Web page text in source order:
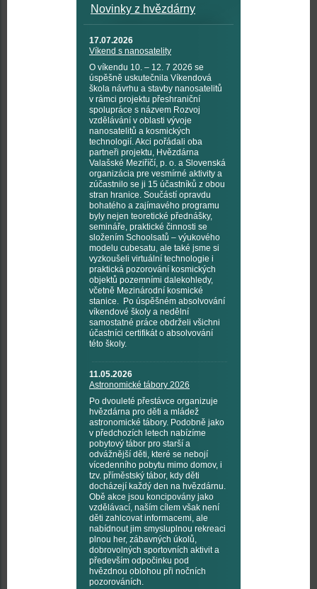
Novinky z hvězdárny
17.07.2026
Víkend s nanosatelity
O víkendu 10. – 12. 7 2026 se
úspěšně uskutečnila Víkendová
škola návrhu a stavby nanosatelitů
v rámci projektu přeshraniční
spolupráce s názvem Rozvoj
vzdělávání v oblasti vývoje
nanosatelitů a kosmických
technologií. Akci pořádali oba
partneři projektu, Hvězdárna
Valašské Meziříčí, p. o. a Slovenská
organizácia pre vesmírné aktivity a
zúčastnilo se ji 15 účastníků z obou
stran hranice. Součástí opravdu
bohatého a zajímavého programu
byly nejen teoretické přednášky,
semináře, praktické činnosti se
složením Schoolsatů – výukového
modelu cubesatu, ale také jsme si
vyzkoušeli virtuální technologie i
praktická pozorování kosmických
objektů pozemními dalekohledy,
včetně Mezinárodní kosmické
stanice. Po úspěšném absolvování
víkendové školy a nedělní
samostatné práce obdrželi všichni
účastníci certifikát o absolvování
této školy.
11.05.2026
Astronomické tábory 2026
Po dvouleté přestávce organizuje
hvězdárna pro děti a mládež
astronomické tábory. Podobně jako
v předchozích letech nabízíme
pobytový tábor pro starší a
odvážnější děti, které se nebojí
vícedenního pobytu mimo domov, i
tzv. příměstský tábor, kdy děti
docházejí každý den na hvězdárnu.
Obě akce jsou koncipovány jako
vzdělávací, naším cílem však není
děti zahlcovat informacemi, ale
nabídnout jim smysluplnou rekreaci
plnou her, zábavných úkolů,
dobrovolných sportovních aktivit a
především odpočinku pod
hvězdnou oblohou při nočních
pozorováních.